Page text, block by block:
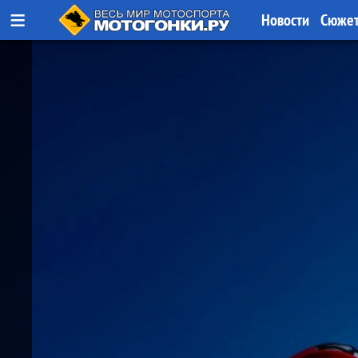
≡ Новости